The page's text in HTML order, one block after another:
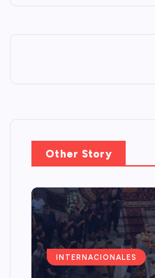
Other Story
INTERNACIONALES